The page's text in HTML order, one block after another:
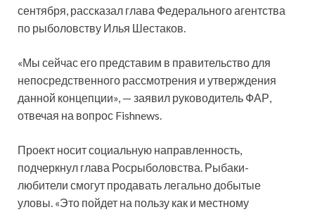
сентября, рассказал глава Федерального агентства
по рыболовству Илья Шестаков.
«Мы сейчас его представим в правительство для
непосредственного рассмотрения и утверждения
данной концепции», — заявил руководитель ФАР,
отвечая на вопрос Fishnews.
Проект носит социальную направленность,
подчеркнул глава Росрыболовства. Рыбаки-
любители смогут продавать легально добытые
уловы. «Это пойдет на пользу как и местному